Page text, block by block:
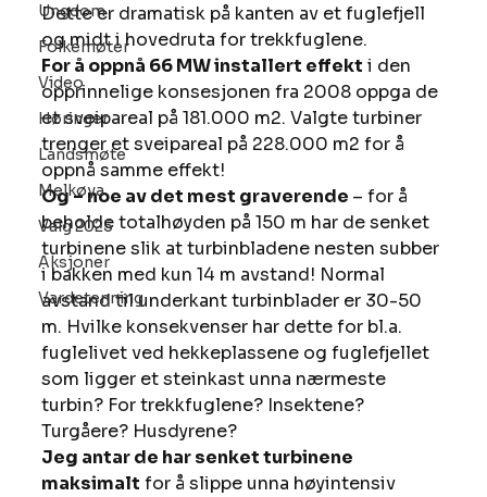
Ungdom
Folkemøter
Video
Høringer
Landsmøte
Melkøya
Valg 2025
Aksjoner
Vardetenning
Dette er dramatisk på kanten av et fuglefjell
og midt i hovedruta for trekkfuglene.
For å oppnå 66 MW installert effekt i den
opprinnelige konsesjonen fra 2008 oppga de
et sveipareal på 181.000 m2. Valgte turbiner
trenger et sveipareal på 228.000 m2 for å
oppnå samme effekt!
Og – noe av det mest graverende – for å
beholde totalhøyden på 150 m har de senket
turbinene slik at turbinbladene nesten subber
i bakken med kun 14 m avstand! Normal
avstand til underkant turbinblader er 30-50
m. Hvilke konsekvenser har dette for bl.a.
fuglelivet ved hekkeplassene og fuglefjellet
som ligger et steinkast unna nærmeste
turbin? For trekkfuglene? Insektene?
Turgåere? Husdyrene?
Jeg antar de har senket turbinene
maksimalt for å slippe unna høyintensiv